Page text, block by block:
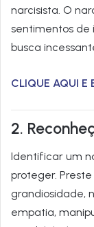
narcisista. O
sentimentos de
busca
CLIQUE AQUI E
2.
Identificar um
proteger.
grandiosidade,
empatia,